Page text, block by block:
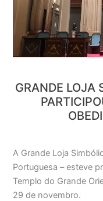
GRANDE LOJA
A Grande Loja
Portuguesa – esteve
Templo do Grande
29 de novembro.
Portugal
participou
na
Sessão
Obediências
Belgas